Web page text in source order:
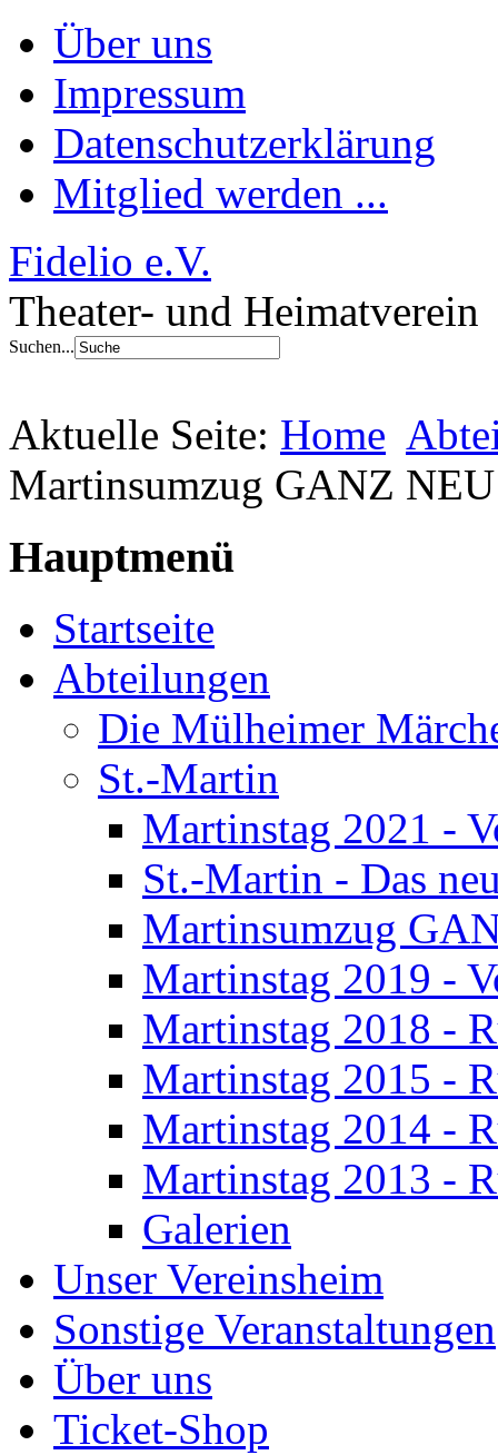
Über uns
Impressum
Datenschutzerklärung
Mitglied werden ...
Fidelio e.V.
Theater- und Heimatverein
Suchen...
Aktuelle Seite: Home
Martinsumzug GANZ NEU
Hauptmenü
Startseite
Abteilungen
Die Mülheimer
St.-Martin
Martinstag 2021 -
St.-Martin - Das
Martinsumzug
Martinstag 2019 -
Martinstag 2018 -
Martinstag 2015 -
Martinstag 2014 -
Martinstag 2013 -
Galerien
Unser Vereinsheim
Sonstige Veranstaltungen
Über uns
Ticket-Shop